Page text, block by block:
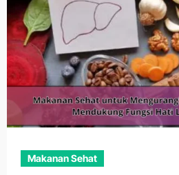
Makanan Sehat